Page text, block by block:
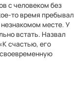
с человеком без
то время пребывал
незнакомом месте. У
встать. Назвал
счастью, его